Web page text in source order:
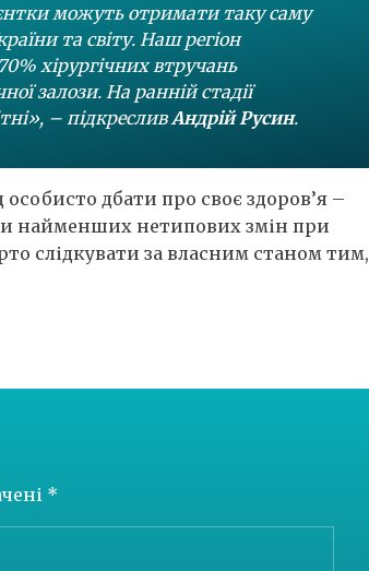
можуть отримати таку саму
та світу. Наш регіон
хірургічних втручань
залози. На ранній стадії
– підкреслив Андрій Русин.
дбати про своє здоров’я –
найменших нетипових змін при
слідкувати за власним станом тим,
*